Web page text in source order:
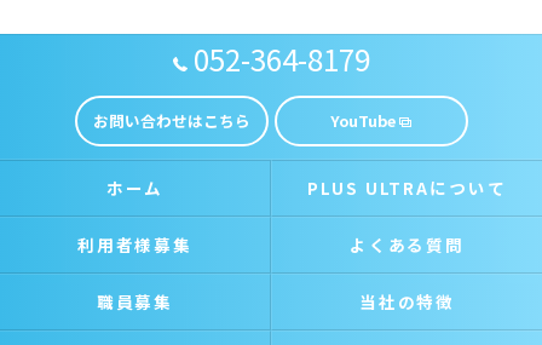
052-364-8179
お問い合わせはこちら YouTube
ホーム PLUS ULTRAについて
利用者様募集 よくある質問
職員募集 当社の特徴